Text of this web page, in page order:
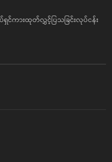
ကားထုတ်လွှင့်ပြသခြင်းလုပ်ငန်း